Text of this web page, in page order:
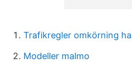
Trafikregler omkörning
Modeller malmo